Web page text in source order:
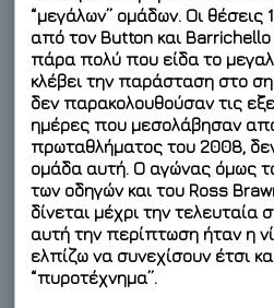
“μεγάλων” ομάδων. Οι θέσεις
από τον Button και Barrichello
πάρα πολύ που είδα το
κλέβει την παράσταση στο
δεν παρακολουθούσαν τις
ημέρες που μεσολάβησαν
πρωταθλήματος του 2008,
ομάδα αυτή. Ο αγώνας όμως
των οδηγών και του Ross
δίνεται μέχρι την
αυτή την περίπτωση ήταν η
ελπίζω να συνεχίσουν έτσι
“πυροτέχνημα”.